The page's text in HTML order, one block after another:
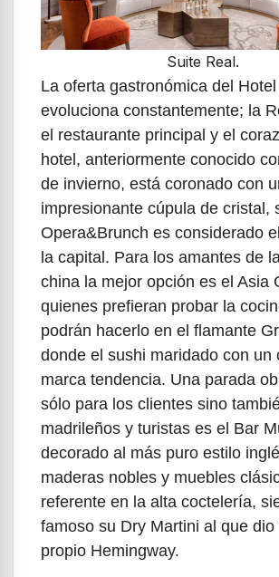
Suite Real.
La oferta gastronómica del
evoluciona constantemente; la
el restaurante principal y el
hotel, anteriormente conocido
de invierno, está coronado con
impresionante cúpula de cristal,
Opera&Brunch es considerado
la capital. Para los amantes de
china la mejor opción es el Asia
quienes prefieran probar la
podrán hacerlo en el flamante
donde el sushi maridado con un
marca tendencia. Una parada
sólo para los clientes sino
madrileños y turistas es el Bar
decorado al más puro estilo
maderas nobles y muebles
referente en la alta coctelería,
famoso su Dry Martini al que dio
propio Hemingway.